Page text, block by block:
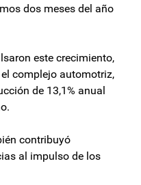
dos meses del año
este crecimiento,
complejo automotriz,
de 13,1% anual
contribuyó
al impulso de los